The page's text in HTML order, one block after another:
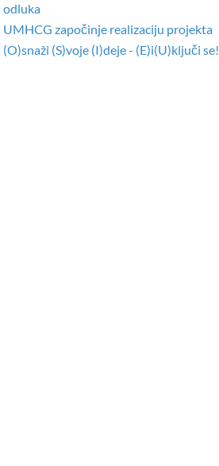
odluka
UMHCG započinje realizaciju projekta
(O)snaži (S)voje (I)deje - (E)i(U)ključi se!